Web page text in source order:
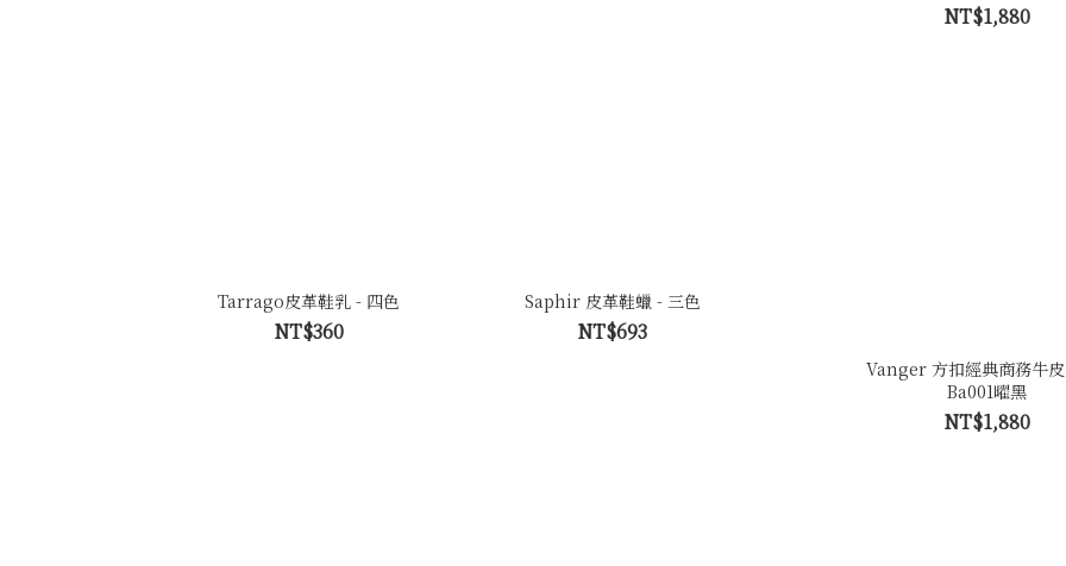
Tarrago皮革鞋乳 - 四色
NT$360
Saphir 皮革鞋蠟 - 三色
NT$693
NT$1,880
Vanger 方扣經典商務牛
Ba001曜黑
NT$1,880